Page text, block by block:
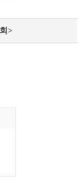
>